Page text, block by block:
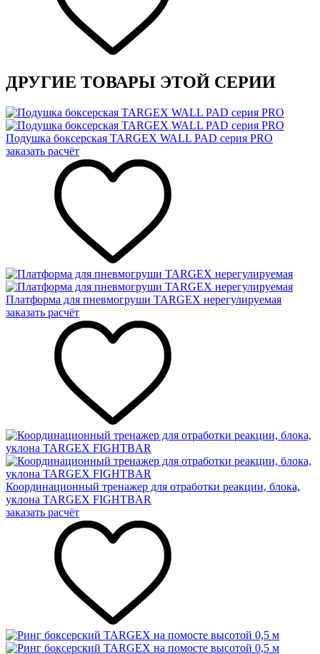
ДРУГИЕ ТОВАРЫ ЭТОЙ СЕРИИ
Подушка боксерская TARGEX WALL PAD серия PRO
заказать расчёт
Платформа для пневмогруши TARGEX нерегулируемая
заказать расчёт
Координационный тренажер для отработки реакции, блока,
уклона TARGEX FIGHTBAR
заказать расчёт